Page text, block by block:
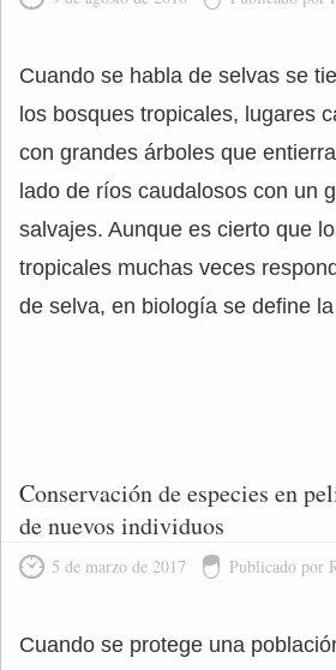
Cuando se habla de selvas se
los bosques tropicales, lugares
con grandes árboles que
lado de ríos caudalosos con un
salvajes. Aunque es cierto que
tropicales muchas veces
de selva, en biología se define
Conservación de especies en
de nuevos individuos
5 de marzo de 2017 Publicado por
Cuando se protege una